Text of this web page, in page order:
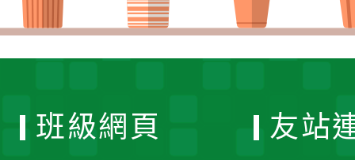
班級網頁 友站